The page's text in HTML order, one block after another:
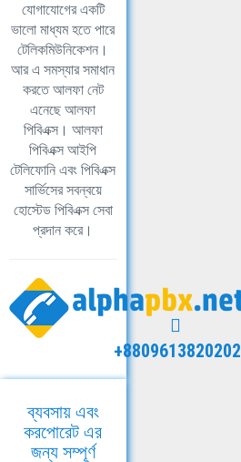
যোগাযোগের একটি
ভালো মাধ্যম হতে পারে
টেলিকমিউনিকেশন।
আর এ সমস্যার সমাধান
করতে আলফা নেট
এনেছে আলফা
পিবিএক্স। আলফা
পিবিএক্স আইপি
টেলিফোনি এবং পিবিএক্স
সার্ভিসের সবন্বয়ে
হোস্টেড পিবিএক্স সেবা
প্রদান করে।
+8809613820202
ব্যবসায় এবং
করপোরেট এর
জন্য সম্পূর্ণ